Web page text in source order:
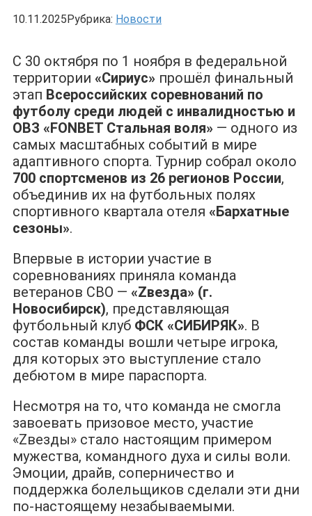
10.11.2025 Рубрика: Новости
С 30 октября по 1 ноября в федеральной
территории «Сириус» прошёл финальный
этап Всероссийских соревнований по
футболу среди людей с инвалидностью и
ОВЗ «FONBET Стальная воля» — одного из
самых масштабных событий в мире
адаптивного спорта. Турнир собрал около
700 спортсменов из 26 регионов России,
объединив их на футбольных полях
спортивного квартала отеля «Бархатные
сезоны».
Впервые в истории участие в
соревнованиях приняла команда
ветеранов СВО — «Zвезда» (г.
Новосибирск), представляющая
футбольный клуб ФСК «СИБИРЯК». В
состав команды вошли четыре игрока,
для которых это выступление стало
дебютом в мире параспорта.
Несмотря на то, что команда не смогла
завоевать призовое место, участие
«Zвезды» стало настоящим примером
мужества, командного духа и силы воли.
Эмоции, драйв, соперничество и
поддержка болельщиков сделали эти дни
по-настоящему незабываемыми.